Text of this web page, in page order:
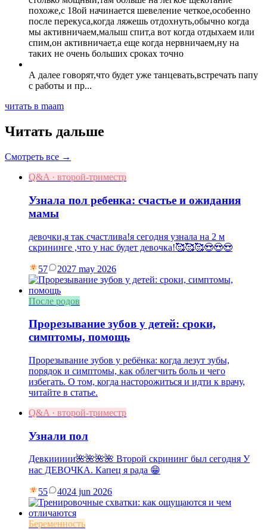
похоже,с 18ой начинается шевеление четкое,особенно
после перекуса,когда ляжешь отдохнуть,обычно когда
мы активничаем,малыш спит,а вот когда отдыхаем или
спим,он активничает,а еще когда нервничаем,ну на
таких не очень больших сроках точно
А далее говорят,что будет уже танцевать,встречать папу
с работы и пр...
читать в maam
Читать дальше
Смотреть все →
Q&A · второй-триместр
Узнала пол ребенка: счастье и ожидания
мамы
девочки,я так счастлива!я сегодня узнала на 2 м
скрининге ,что у нас будет девочка!🥰🥰🥰😍😍😍
57 2027 may 2026
После родов
Прорезывание зубов у детей: сроки,
симптомы, помощь
Прорезывание зубов у ребёнка: когда лезут зубы,
порядок и симптомы, как облегчить боль и чего
избегать. О том, когда насторожиться и идти к врачу,
читайте в статье.
Q&A · второй-триместр
Узнали пол
Девкиииии🌺🌺🌺🌺 Второй скрининг был сегодня У
нас ДЕВОЧКА. Капец я рада 😁
55 4024 jun 2026
Беременность